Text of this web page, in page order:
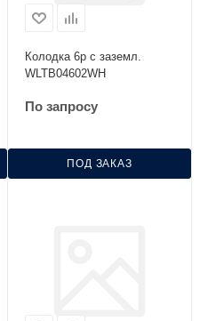
Колодка 6р с заземл.
WLTB04602WH
По запросу
ПОД ЗАКАЗ